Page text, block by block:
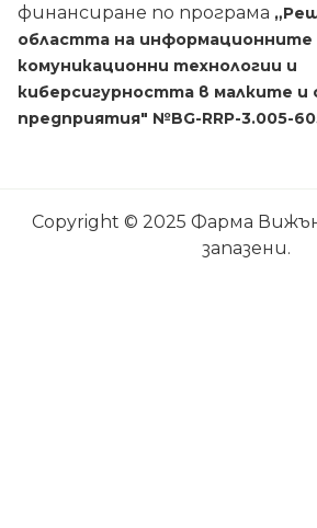
финансиране по програма
областта на информационните
комуникационни технологии и
киберсигурността в малките и
предприятия" №BG-RRP-3.005-
Copyright © 2025 Фарма
запазени.